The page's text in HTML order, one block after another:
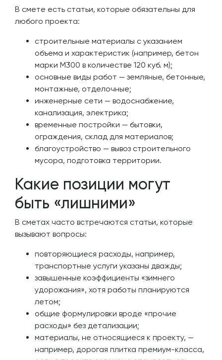
В смете есть статьи, которые обязательны для
любого проекта:
строительные материалы с указанием
объема и характеристик (например, бетон
марки М300 в количестве 120 куб. м);
основные виды работ — земляные, бетонные,
монтажные, отделочные;
инженерные сети — водоснабжение,
канализация, электрика;
временные постройки — бытовки,
ограждения, склад для материалов;
благоустройство — вывоз строительного
мусора, подготовка территории.
Какие позиции могут
быть «лишними»
В сметах часто встречаются статьи, которые
вызывают вопросы:
повторяющиеся расходы, например,
транспортные услуги указаны дважды;
завышенные коэффициенты «зимнего
удорожания», хотя работы планируются
летом;
общие формулировки вроде «прочие
расходы» без детализации;
материалы, не относящиеся к проекту, —
например, дорогая плитка премиум-класса,